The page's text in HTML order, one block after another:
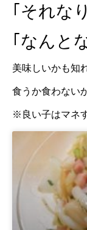
｢それな
｢なんと
美味しいかも知
食うか食わない
※良い子はマネ